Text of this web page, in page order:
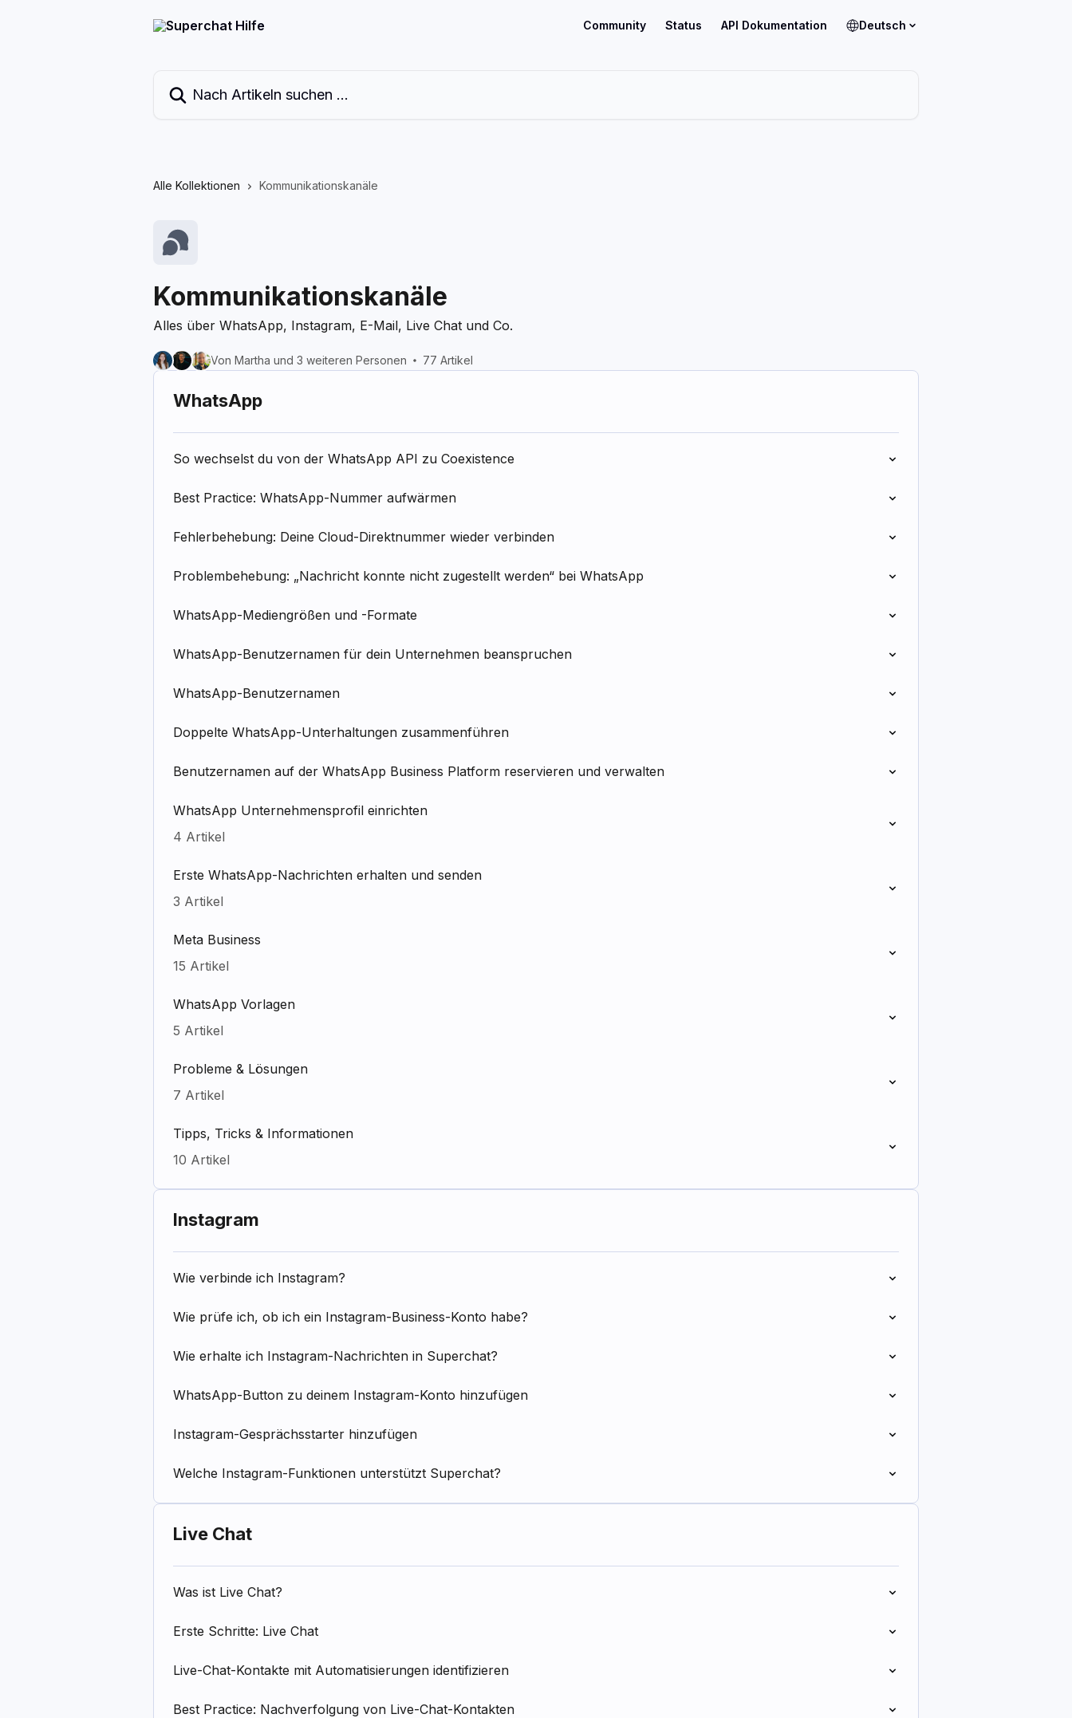
Community Status API Dokumentation Deutsch
Alle Kollektionen Kommunikationskanäle
Kommunikationskanäle
Alles über WhatsApp, Instagram, E-Mail, Live Chat und Co.
Von Martha und 3 weiteren Personen 77 Artikel
WhatsApp
So wechselst du von der WhatsApp API zu Coexistence
Best Practice: WhatsApp-Nummer aufwärmen
Fehlerbehebung: Deine Cloud-Direktnummer wieder verbinden
Problembehebung: „Nachricht konnte nicht zugestellt werden“ bei WhatsApp
WhatsApp-Mediengrößen und -Formate
WhatsApp-Benutzernamen für dein Unternehmen beanspruchen
WhatsApp-Benutzernamen
Doppelte WhatsApp-Unterhaltungen zusammenführen
Benutzernamen auf der WhatsApp Business Platform reservieren und verwalten
WhatsApp Unternehmensprofil einrichten
4 Artikel
Erste WhatsApp-Nachrichten erhalten und senden
3 Artikel
Meta Business
15 Artikel
WhatsApp Vorlagen
5 Artikel
Probleme & Lösungen
7 Artikel
Tipps, Tricks & Informationen
10 Artikel
Instagram
Wie verbinde ich Instagram?
Wie prüfe ich, ob ich ein Instagram-Business-Konto habe?
Wie erhalte ich Instagram-Nachrichten in Superchat?
WhatsApp-Button zu deinem Instagram-Konto hinzufügen
Instagram-Gesprächsstarter hinzufügen
Welche Instagram-Funktionen unterstützt Superchat?
Live Chat
Was ist Live Chat?
Erste Schritte: Live Chat
Live-Chat-Kontakte mit Automatisierungen identifizieren
Best Practice: Nachverfolgung von Live-Chat-Kontakten